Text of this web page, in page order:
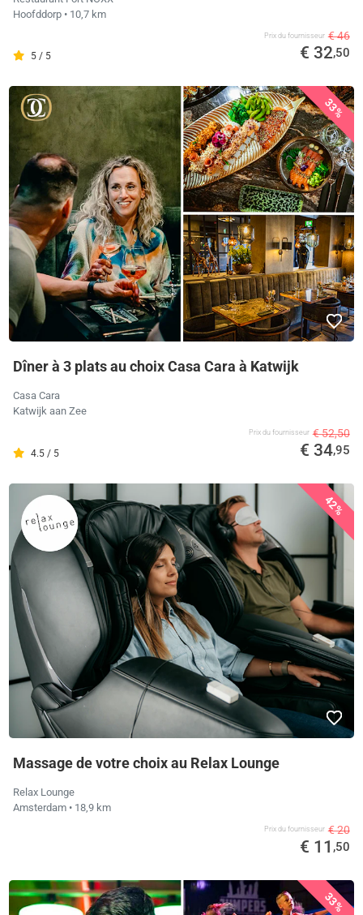
Hoofddorp • 10,7 km
5 / 5
Prix ​​du fournisseur € 46
€ 32,50
33%
Dîner à 3 plats au choix Casa Cara à Katwijk
Casa Cara
Katwijk aan Zee
4.5 / 5
Prix ​​du fournisseur € 52,50
€ 34,95
42%
Massage de votre choix au Relax Lounge
Relax Lounge
Amsterdam • 18,9 km
Prix ​​du fournisseur € 20
€ 11 ,50
33%